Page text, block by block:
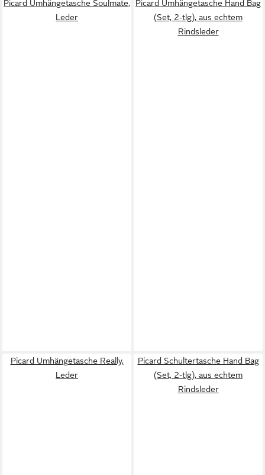
Picard Umhängetasche Soulmate,
Leder
Picard Umhängetasche Hand Bag
(Set, 2-tlg), aus echtem
Rindsleder
Picard Umhängetasche Really,
Leder
Picard Schultertasche Hand Bag
(Set, 2-tlg), aus echtem
Rindsleder